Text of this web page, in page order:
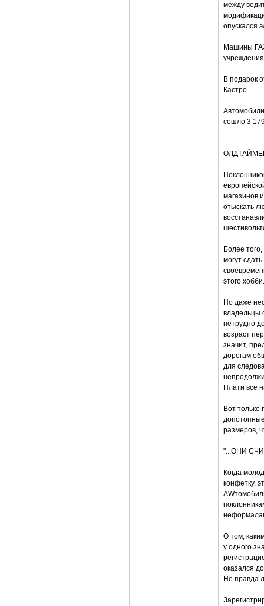
между
опускался
Машины
В подарок
Кастро.
сошло 3
магазинов
отыскать
Более
могут
этого хобби.
Но даже
владельцы
нетрудно
возраст
значит,
дорогам
для
Плати все
Вот
размеров,
"...ОНИ
Когда
конфетку,
О том,
у одного
оказался
Не правда